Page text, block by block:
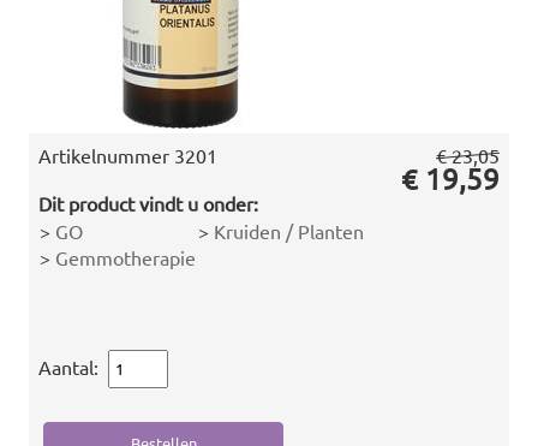
Artikelnummer 3201
Dit product vindt u onder:
> GO > Kruiden / Planten
> Gemmotherapie
€ 23,05
€ 19,59
Aantal: